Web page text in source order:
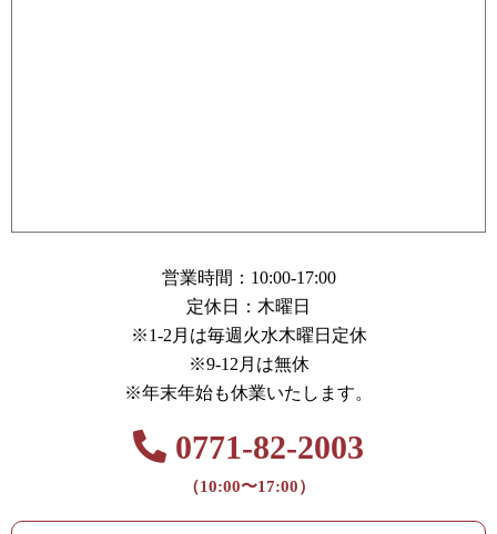
営業時間：10:00-17:00
定休日：木曜日
※1-2月は毎週火水木曜日定休
※9-12月は無休
※年末年始も休業いたします。
0771-82-2003
（10:00〜17:00）